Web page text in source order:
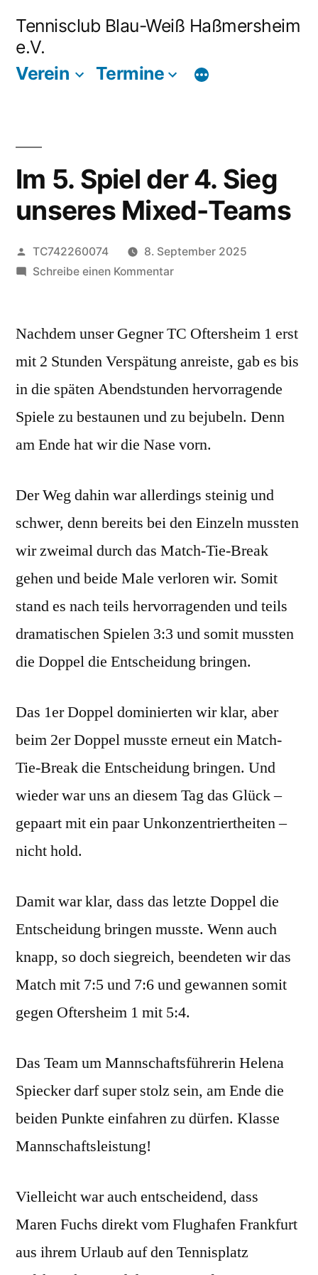
Inhalt
springen
Tennisclub Blau-Weiß Haßmersheim
e.V.
Verein
Termine
Im 5. Spiel der 4. Sieg
unseres Mixed-Teams
Veröffentlicht
von
TC742260074
8. September 2025
Schreibe einen Kommentarzu
Spiel
4.
Sieg
unseres
Mixed-
Teams
Nachdem unser Gegner TC Oftersheim 1 erst
mit 2 Stunden Verspätung anreiste, gab es bis
in die späten Abendstunden hervorragende
Spiele zu bestaunen und zu bejubeln. Denn
am Ende hat wir die Nase vorn.
Der Weg dahin war allerdings steinig und
schwer, denn bereits bei den Einzeln mussten
wir zweimal durch das Match-Tie-Break
gehen und beide Male verloren wir. Somit
stand es nach teils hervorragenden und teils
dramatischen Spielen 3:3 und somit mussten
die Doppel die Entscheidung bringen.
Das 1er Doppel dominierten wir klar, aber
beim 2er Doppel musste erneut ein Match-
Tie-Break die Entscheidung bringen. Und
wieder war uns an diesem Tag das Glück –
gepaart mit ein paar Unkonzentriertheiten –
nicht hold.
Damit war klar, dass das letzte Doppel die
Entscheidung bringen musste. Wenn auch
knapp, so doch siegreich, beendeten wir das
Match mit 7:5 und 7:6 und gewannen somit
gegen Oftersheim 1 mit 5:4.
Das Team um Mannschaftsführerin Helena
Spiecker darf super stolz sein, am Ende die
beiden Punkte einfahren zu dürfen. Klasse
Mannschaftsleistung!
Vielleicht war auch entscheidend, dass
Maren Fuchs direkt vom Flughafen Frankfurt
aus ihrem Urlaub auf den Tennisplatz